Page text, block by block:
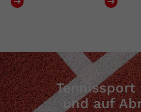
Tennissport
und auf